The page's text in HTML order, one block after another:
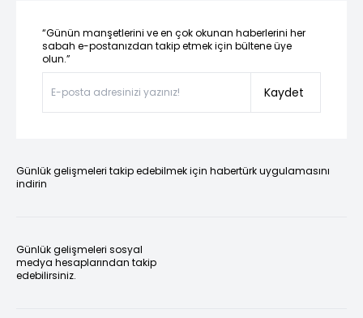
“Günün manşetlerini ve en çok okunan haberlerini her
sabah e-postanızdan takip etmek için bültene üye
olun.”
Kaydet
Günlük gelişmeleri takip edebilmek için habertürk uygulamasını
indirin
Günlük gelişmeleri sosyal
medya hesaplarından takip
edebilirsiniz.